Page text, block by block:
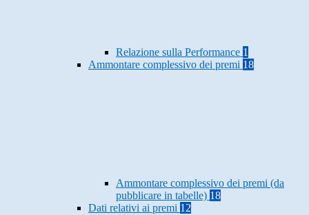
Relazione sulla Performance 1
Ammontare complessivo dei premi 18
Ammontare complessivo dei premi (da
pubblicare in tabelle) 18
Dati relativi ai premi 12